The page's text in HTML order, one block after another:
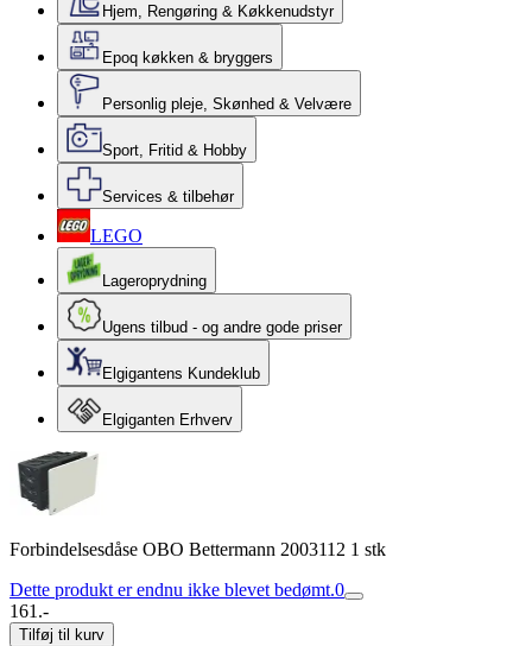
Hjem, Rengøring & Køkkenudstyr
Epoq køkken & bryggers
Personlig pleje, Skønhed & Velvære
Sport, Fritid & Hobby
Services & tilbehør
LEGO
Lageroprydning
Ugens tilbud - og andre gode priser
Elgigantens Kundeklub
Elgiganten Erhverv
Forbindelsesdåse OBO Bettermann 2003112 1 stk
Dette produkt er endnu ikke blevet bedømt.0
161.-
Tilføj til kurv